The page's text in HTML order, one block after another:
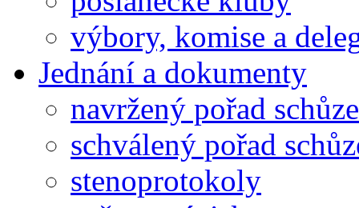
výbory, komise a
Jednání a dokumenty
navržený pořad schůze
schválený pořad
stenoprotokoly